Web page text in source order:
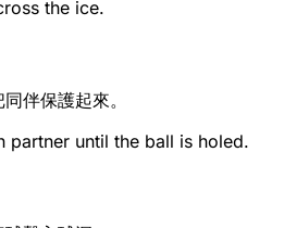
the ice.
伴保護起來。
partner until the ball is holed.